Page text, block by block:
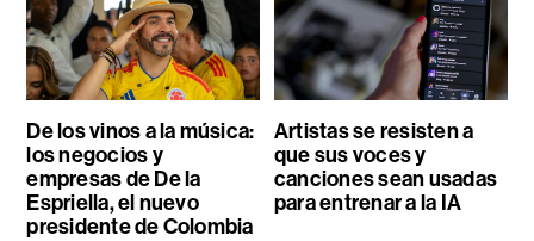
De los vinos a la música:
los negocios y
empresas de De la
Espriella, el nuevo
presidente de Colombia
Artistas se resisten a
que sus voces y
canciones sean usadas
para entrenar a la IA